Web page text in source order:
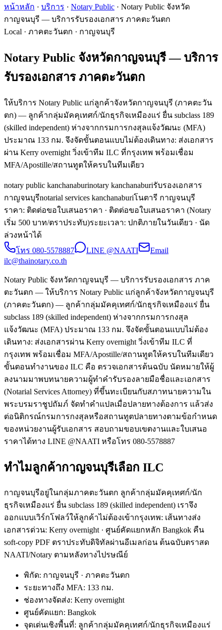
หน้าหลัก · บริการ · Notary Public · Notary Public จังหวัด
กาญจนบุรี — บริการรับรองเอกสาร ภาคตะวันตก
Local · ภาคตะวันตก · กาญจนบุรี
Notary Public จังหวัดกาญจนบุรี — บริการ
รับรองเอกสาร ภาคตะวันตก
ให้บริการ Notary Public แก่ลูกค้าจังหวัดกาญจนบุรี (ภาคตะวัน
ตก) — ลูกค้ากลุ่มมัคคุเทศก์/นักธุรกิจเหมืองแร่ ยื่น subclass 189
(skilled independent) ห่างจากกรมการกงสุลแจ้งวัฒนะ (MFA)
ประมาณ 133 กม. จึงจัดขั้นตอนแบบไม่ต้องเดินทาง: ส่งเอกสาร
ผ่าน Kerry overnight วิ่งเข้าทีม ILC ที่กรุงเทพ พร้อมเชื่อม
MFA/Apostille/สถานทูตให้ครบในทีมเดียว
notary public kanchanaburinotary kanchanaburiรับรองเอกสาร
กาญจนบุรีnotarial services kanchanaburiโนตารี กาญจนบุรี
ราคา: ติดต่อขอใบเสนอราคา · ติดต่อขอใบเสนอราคา (Notary
เริ่ม 500 บาท/ตราประทับ)ระยะเวลา: ปกติภายในวันเดียว · นัด
ล่วงหน้าได้
โทร 080-5578887 LINE @NAATI
Email
ilc@thainotary.co.th
Notary Public จังหวัดกาญจนบุรี — บริการรับรองเอกสาร ภาค
ตะวันตก — ให้บริการ Notary Public แก่ลูกค้าจังหวัดกาญจนบุรี
(ภาคตะวันตก) — ลูกค้ากลุ่มมัคคุเทศก์/นักธุรกิจเหมืองแร่ ยื่น
subclass 189 (skilled independent) ห่างจากกรมการกงสุล
แจ้งวัฒนะ (MFA) ประมาณ 133 กม. จึงจัดขั้นตอนแบบไม่ต้อง
เดินทาง: ส่งเอกสารผ่าน Kerry overnight วิ่งเข้าทีม ILC ที่
กรุงเทพ พร้อมเชื่อม MFA/Apostille/สถานทูตให้ครบในทีมเดียว
ขั้นตอนทำงานของ ILC คือ ตรวจเอกสารต้นฉบับ นัดหมายให้ผู้
ลงนามมาพบทนายความผู้ทำคำรับรองลายมือชื่อและเอกสาร
(Notarial Services Attorney) ที่ขึ้นทะเบียนกับสภาทนายความใน
พระบรมราชูปถัมภ์ จัดทำคำแปลเมื่อปลายทางต้องการ แล้วส่ง
ต่อนิติกรณ์กรมการกงสุลหรือสถานทูตปลายทางตามข้อกำหนด
ของหน่วยงานผู้รับเอกสาร สอบถามขอบเขตงานและใบเสนอ
ราคาได้ทาง LINE @NAATI หรือโทร 080-5578887
ทำไมลูกค้ากาญจนบุรีเลือก ILC
กาญจนบุรีอยู่ในกลุ่มภาคตะวันตก ลูกค้ากลุ่มมัคคุเทศก์/นัก
ธุรกิจเหมืองแร่ ยื่น subclass 189 (skilled independent) เราจึง
ออกแบบเวิร์กโฟลว์ให้ลูกค้าไม่ต้องเข้ากรุงเทพ: เส้นทางส่ง
เอกสารด่วน: Kerry overnight · ศูนย์คัดแยกหลัก Bangkok คืน
soft-copy PDF ตราประทับดิจิทัลผ่านอีเมลก่อน ต้นฉบับตราสด
NAATI/Notary ตามหลังทางไปรษณีย์
พิกัด: กาญจนบุรี · ภาคตะวันตก
ระยะทางถึง MFA: 133 กม.
ช่องทางจัดส่ง: Kerry overnight
ศูนย์คัดแยก: Bangkok
จุดเด่นเชิงพื้นที่: ลูกค้ากลุ่มมัคคุเทศก์/นักธุรกิจเหมืองแร่